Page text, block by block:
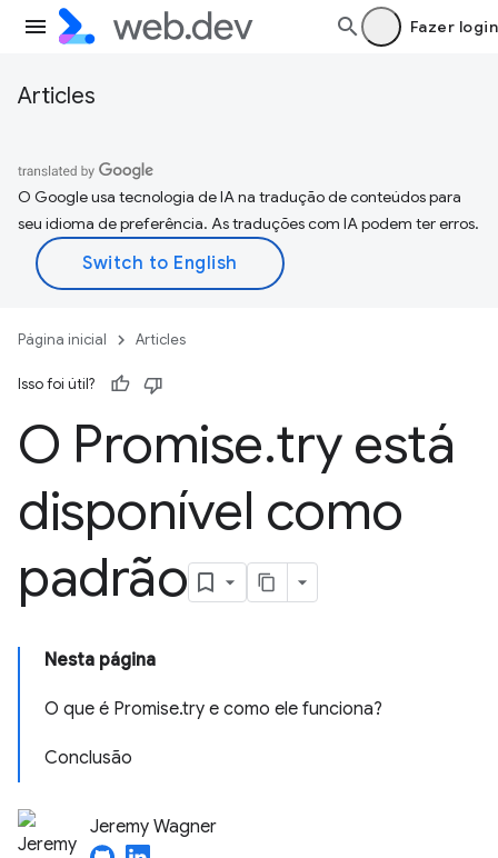
Fazer login
Articles
O Google usa tecnologia de IA na tradução de conteúdos para
seu idioma de preferência. As traduções com IA podem ter erros.
Página inicial Articles
Isso foi útil?
O Promise.try está
disponível como
padrão
Nesta página
O que é Promise.try e como ele funciona?
Conclusão
Jeremy Wagner